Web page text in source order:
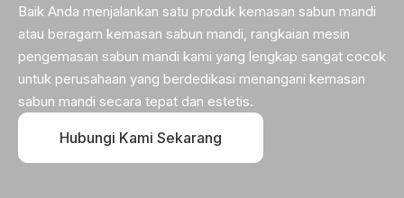
Baik Anda menjalankan satu produk kemasan sabun mandi
atau beragam kemasan sabun mandi, rangkaian mesin
pengemasan sabun mandi kami yang lengkap sangat cocok
untuk perusahaan yang berdedikasi menangani kemasan
sabun mandi secara tepat dan estetis.
Hubungi Kami Sekarang